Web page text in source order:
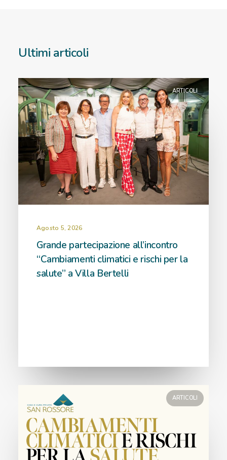
Ultimi articoli
ARTICOLI
Agosto 5, 2026
Grande partecipazione all’incontro
“Cambiamenti climatici e rischi per la
salute” a Villa Bertelli
ARTICOLI